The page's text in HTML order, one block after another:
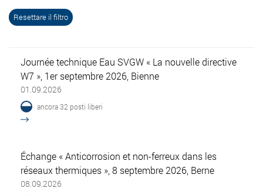
Journée technique Eau SVGW « La nouvelle directive
W7 », 1er septembre 2026, Bienne
01.09.2026
ancora 32 posti liberi
Échange « Anticorrosion et non-ferreux dans les
réseaux thermiques », 8 septembre 2026, Berne
08.09.2026